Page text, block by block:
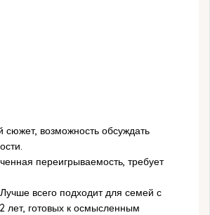
возможность обсуждать
переигрываемость, требует
всего подходит для семей с
лет, готовых к осмысленным